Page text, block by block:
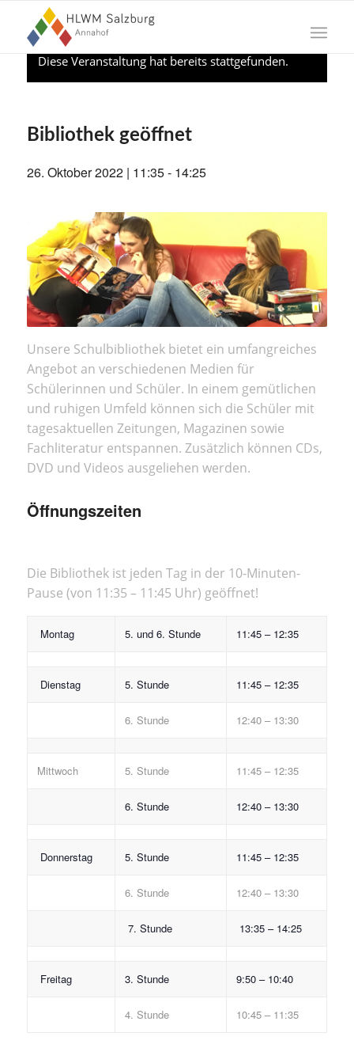
Diese Veranstaltung hat bereits stattgefunden.
Bibliothek geöffnet
26. Oktober 2022 | 11:35- 14:25
Unsere Schulbibliothek bietet ein umfangreiches
Angebot an verschiedenen Medien für
Schülerinnen und Schüler. In einem gemütlichen
und ruhigen Umfeld können sich die Schüler mit
tagesaktuellen Zeitungen, Magazinen sowie
Fachliteratur entspannen. Zusätzlich können CDs,
DVD und Videos ausgeliehen werden.
Öffnungszeiten
Die Bibliothek ist jeden Tag in der 10-Minuten-
Pause (von 11:35 – 11:45 Uhr) geöffnet!
Montag 5. und 6. Stunde 11:45 – 12:35
Dienstag 5. Stunde 11:45 – 12:35
6. Stunde 12:40 – 13:30
Mittwoch 5. Stunde 11:45 – 12:35
6. Stunde 12:40 – 13:30
Donnerstag 5. Stunde 11:45 – 12:35
6. Stunde 12:40 – 13:30
7. Stunde 13:35 – 14:25
Freitag 3. Stunde 9:50 – 10:40
4. Stunde 10:45 – 11:35